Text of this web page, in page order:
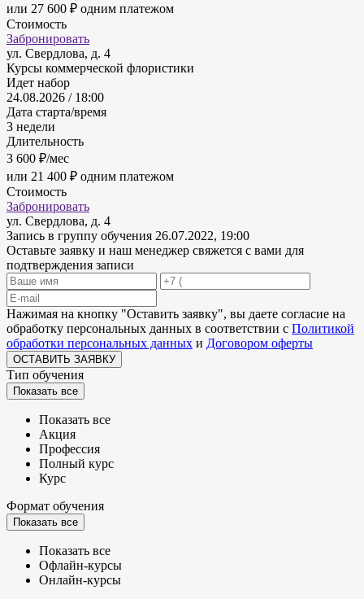
или 27 600 ₽ одним платежом
Стоимость
Забронировать
ул. Свердлова, д. 4
Курсы коммерческой флористики
Идет набор
24.08.2026 / 18:00
Дата старта/время
3 недели
Длительность
3 600 ₽/мес
или 21 400 ₽ одним платежом
Стоимость
Забронировать
ул. Свердлова, д. 4
Запись в группу обучения 26.07.2022, 19:00
Оставьте заявку и наш менеджер свяжется с вами для
подтверждения записи
Нажимая на кнопку "Оставить заявку", вы даете согласие на
обработку персональных данных в соответствии с Политикой
обработки персональных данных и Договором оферты
ОСТАВИТЬ ЗАЯВКУ
Тип обучения
Показать все
Показать все
Акция
Профессия
Полный курс
Курс
Формат обучения
Показать все
Показать все
Офлайн-курсы
Онлайн-курсы